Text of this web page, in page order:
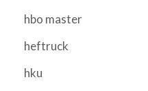
hbo master
heftruck
hku